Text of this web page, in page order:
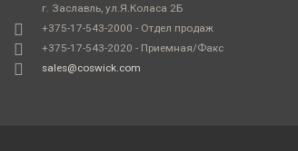
г. Заславль, ул.Я.Коласа 2Б
+375-17-543-2000 - Отдел продаж
+375-17-543-2020 - Приемная/Факс
sales@coswick.com